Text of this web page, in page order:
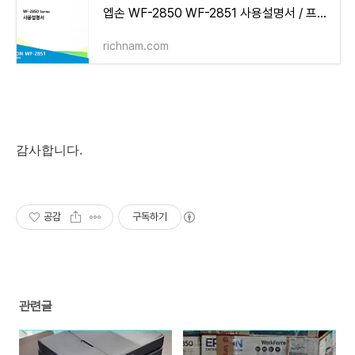
엡손 WF-2850 WF-2851 사용설명서 / 프린터 드라이버
richnam.com
감사합니다.
공감 구독하기
관련글